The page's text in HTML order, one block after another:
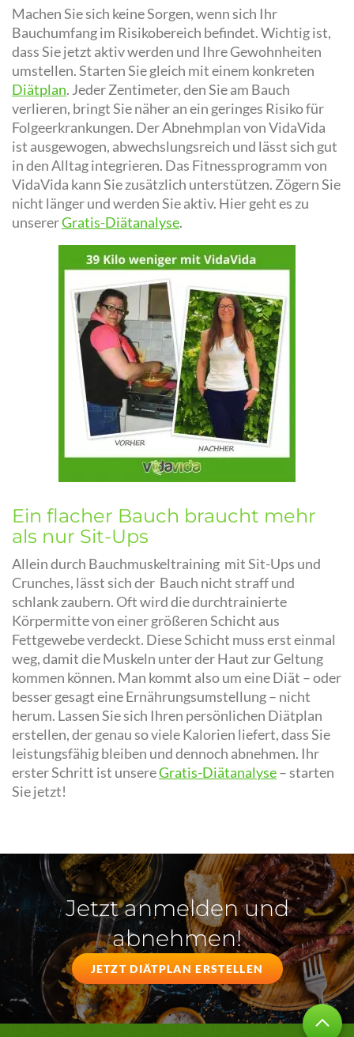
Machen Sie sich keine Sorgen, wenn sich Ihr
Bauchumfang im Risikobereich befindet. Wichtig ist,
dass Sie jetzt aktiv werden und Ihre Gewohnheiten
umstellen. Starten Sie gleich mit einem konkreten
Diätplan. Jeder Zentimeter, den Sie am Bauch
verlieren, bringt Sie näher an ein geringes Risiko für
Folgeerkrankungen. Der Abnehmplan von VidaVida
ist ausgewogen, abwechslungsreich und lässt sich gut
in den Alltag integrieren. Das Fitnessprogramm von
VidaVida kann Sie zusätzlich unterstützen. Zögern Sie
nicht länger und werden Sie aktiv. Hier geht es zu
unsererGratis-Diätanalyse.
Ein flacher Bauch braucht mehr
als nur Sit-Ups
Allein durch Bauchmuskeltraining mit Sit-Ups und
Crunches, lässt sich der Bauch nicht straff und
schlank zaubern. Oft wird die durchtrainierte
Körpermitte von einer größeren Schicht aus
Fettgewebe verdeckt. Diese Schicht muss erst einmal
weg, damit die Muskeln unter der Haut zur Geltung
kommen können. Man kommt also um eine Diät – oder
besser gesagt eine Ernährungsumstellung – nicht
herum. Lassen Sie sich Ihren persönlichen Diätplan
erstellen, der genau so viele Kalorien liefert, dass Sie
leistungsfähig bleiben und dennoch abnehmen. Ihr
erster Schritt ist unsereGratis-Diätanalyse– starten
Sie jetzt!
Jetzt anmelden und
abnehmen!
JETZT DIÄTPLAN ERSTELLEN